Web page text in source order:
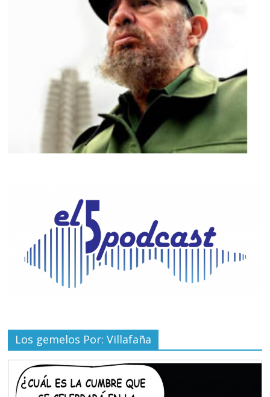
Los gemelos Por: Villafaña